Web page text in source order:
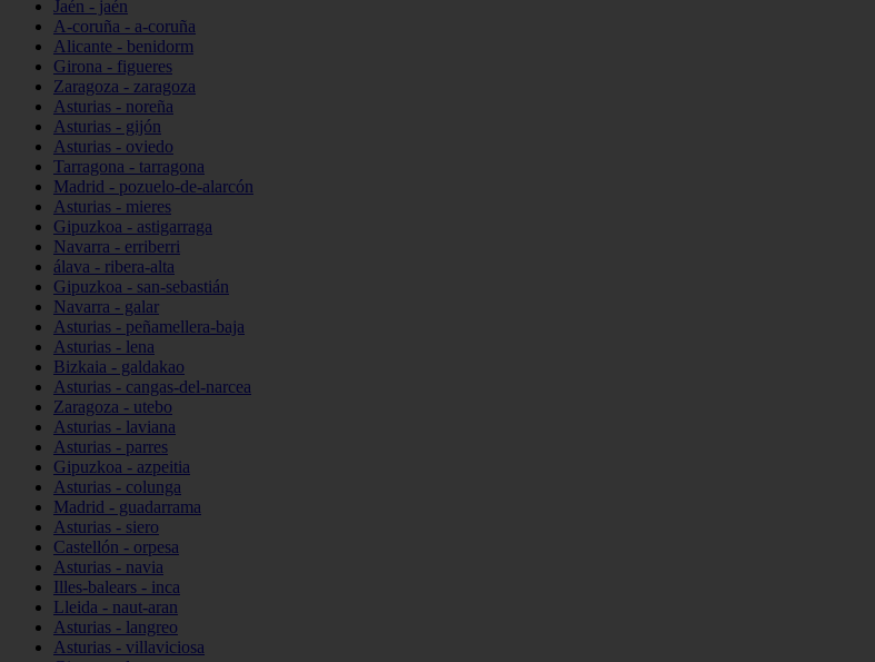
Jaén - jaén
A-coruña - a-coruña
Alicante - benidorm
Girona - figueres
Zaragoza - zaragoza
Asturias - noreña
Asturias - gijón
Asturias - oviedo
Tarragona - tarragona
Madrid - pozuelo-de-alarcón
Asturias - mieres
Gipuzkoa - astigarraga
Navarra - erriberri
álava - ribera-alta
Gipuzkoa - san-sebastián
Navarra - galar
Asturias - peñamellera-baja
Asturias - lena
Bizkaia - galdakao
Asturias - cangas-del-narcea
Zaragoza - utebo
Asturias - laviana
Asturias - parres
Gipuzkoa - azpeitia
Asturias - colunga
Madrid - guadarrama
Asturias - siero
Castellón - orpesa
Asturias - navia
Illes-balears - inca
Lleida - naut-aran
Asturias - langreo
Asturias - villaviciosa